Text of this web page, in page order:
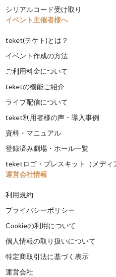
シリアルコード受け取り
イベント主催者様へ
teket(テケト)とは？
イベント作成の方法
ご利用料金について
teketの機能ご紹介
ライブ配信について
teket利用者様の声・導入事例
資料・マニュアル
登録済み劇場・ホール一覧
teketロゴ・プレスキット（メディ
運営会社情報
利用規約
プライバシーポリシー
Cookieの利用について
個人情報の取り扱いについて
特定商取引法に基づく表示
運営会社